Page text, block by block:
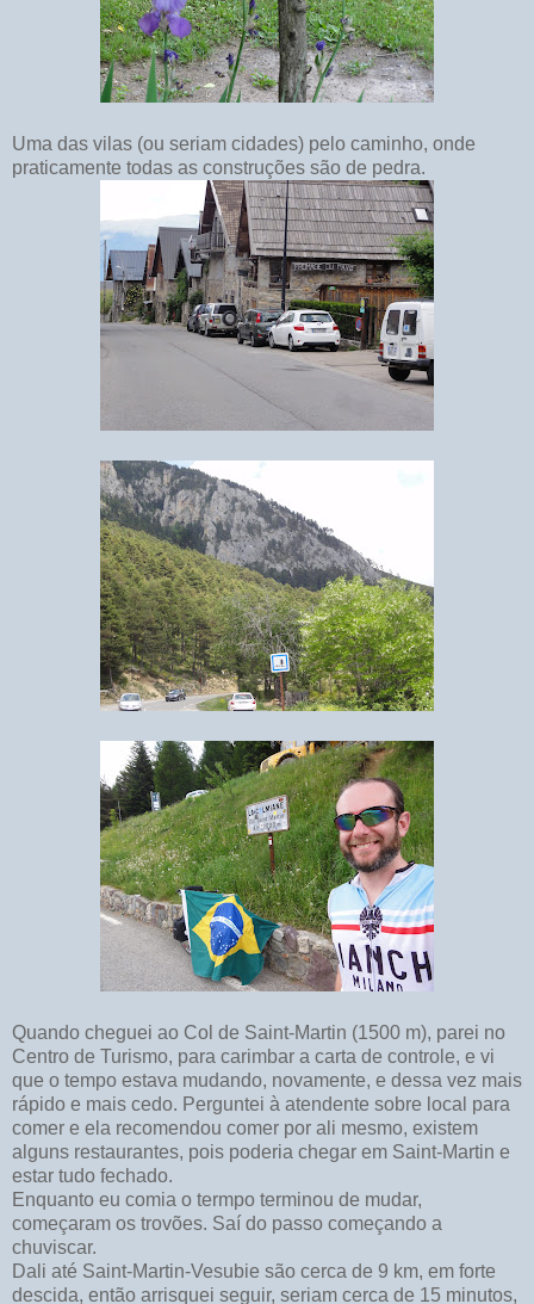
Uma das vilas (ou seriam cidades) pelo caminho, onde
praticamente todas as construções são de pedra.
Quando cheguei ao Col de Saint-Martin (1500 m), parei no
Centro de Turismo, para carimbar a carta de controle, e vi
que o tempo estava mudando, novamente, e dessa vez mais
rápido e mais cedo. Perguntei à atendente sobre local para
comer e ela recomendou comer por ali mesmo, existem
alguns restaurantes, pois poderia chegar em Saint-Martin e
estar tudo fechado.
Enquanto eu comia o termpo terminou de mudar,
começaram os trovões. Saí do passo começando a
chuviscar.
Dali até Saint-Martin-Vesubie são cerca de 9 km, em forte
descida, então arrisquei seguir, seriam cerca de 15 minutos,